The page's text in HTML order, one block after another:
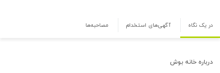
در یک نگاه آگهی‌های استخدام مصاحبه‌ها
درباره خانه بوش